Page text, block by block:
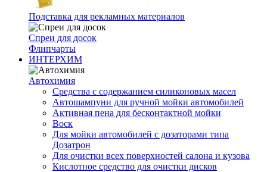
Подставка для рекламных материалов
Спреи для досок
Флипчарты
ИНТЕРХИМ
Автохимия
Cредства с содержанием силиконовых масел
Автошампуни для ручной мойки автомобилей
Активная пена для бесконтактной мойки
Воск
Для мойки автомобилей с дозаторами типа
Дозатрон
Для очистки всех поверхностей салона и кузова
Кислотное средство для очистки дисков